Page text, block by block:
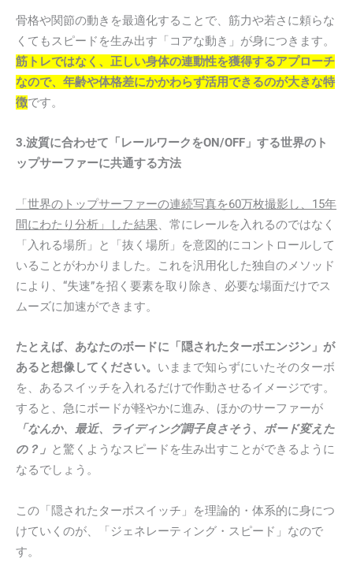
骨格や関節の動きを最適化することで、筋力や若さに頼らな
くてもスピードを生み出す「コアな動き」が身につきます。
筋トレではなく、正しい身体の連動性を獲得するアプローチ
なので、年齢や体格差にかかわらず活用できるのが大きな特
徴です。
3.波質に合わせて「レールワークをON/OFF」する世界のト
ップサーファーに共通する方法
「世界のトップサーファーの連続写真を60万枚撮影し、15年
間にわたり分析」した結果、常にレールを入れるのではなく
「入れる場所」と「抜く場所」を意図的にコントロールして
いることがわかりました。これを汎用化した独自のメソッド
により、“失速”を招く要素を取り除き、必要な場面だけでス
ムーズに加速ができます。
たとえば、あなたのボードに「隠されたターボエンジン」が
あると想像してください。 いままで知らずにいたそのターボ
を、あるスイッチを入れるだけで作動させるイメージです。
すると、急にボードが軽やかに進み、ほかのサーファーが
「なんか、最近、ライディング調子良さそう、ボード変えた
の？」 と驚くようなスピードを生み出すことができるように
なるでしょう。
この「隠されたターボスイッチ」を理論的・体系的に身につ
けていくのが、「ジェネレーティング・スピード」なので
す。